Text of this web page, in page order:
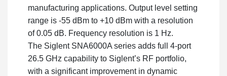
manufacturing applications. Output level setting
range is -55 dBm to +10 dBm with a resolution
of 0.05 dB. Frequency resolution is 1 Hz.
The Siglent SNA6000A series adds full 4-port
26.5 GHz capability to Siglent’s RF portfolio,
with a significant improvement in dynamic